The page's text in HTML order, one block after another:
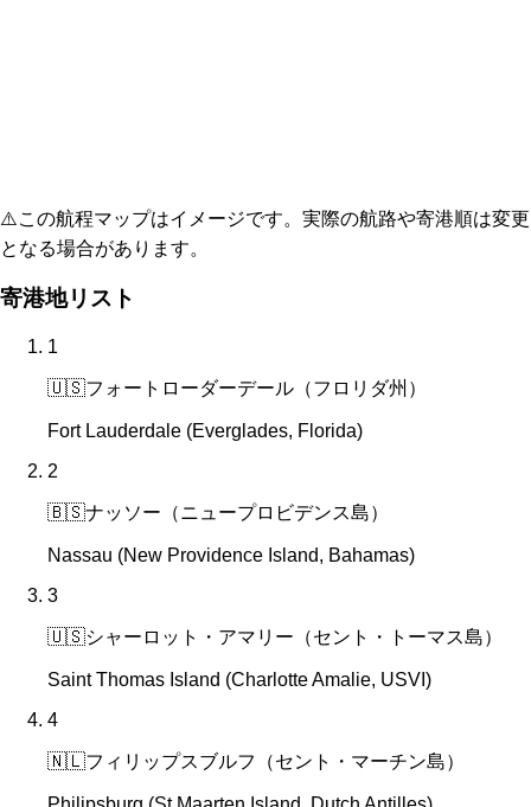
⚠️この航程マップはイメージです。実際の航路や寄港順は変更
となる場合があります。
寄港地リスト
1
🇺🇸フォートローダーデール（フロリダ州）
Fort Lauderdale (Everglades, Florida)
2
🇧🇸ナッソー（ニュープロビデンス島）
Nassau (New Providence Island, Bahamas)
3
🇺🇸シャーロット・アマリー（セント・トーマス島）
Saint Thomas Island (Charlotte Amalie, USVI)
4
🇳🇱フィリップスブルフ（セント・マーチン島）